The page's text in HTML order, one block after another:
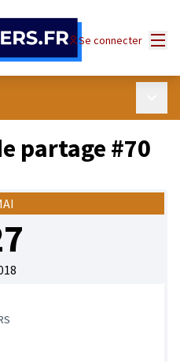
Se connecter
partage #70